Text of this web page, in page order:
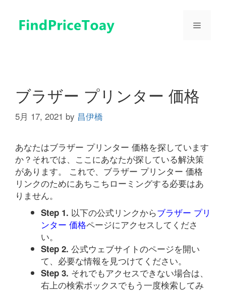
メ
ブラザー プリンター 価格
5月 17, 2021 by 昌伊橋
あなたはブラザー プリンター 価格を探しています
か？それでは、ここにあなたが探している解決策
があります。 これで、ブラザー プリンター 価格
リンクのためにあちこちローミングする必要はあ
りません。
Step 1. 以下の公式リンクからブラザー プリ
ンター 価格ページにアクセスしてくださ
い。
Step 2. 公式ウェブサイトのページを開い
て、必要な情報を見つけてください。
Step 3. それでもアクセスできない場合は、
右上の検索ボックスでもう一度検索してみ